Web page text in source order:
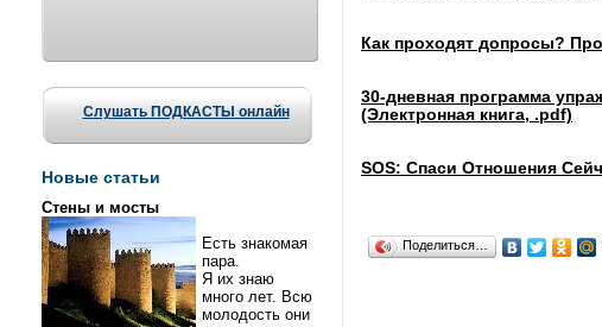
Слушать ПОДКАСТЫ онлайн
Новые статьи
Стены и мосты
Есть знакомая
пара.
Я их знаю
много лет. Всю
молодость они
Как проходят допросы?
30-дневная программа
(Электронная книга, .pdf)
SOS: Спаси Отношения
Поделиться…